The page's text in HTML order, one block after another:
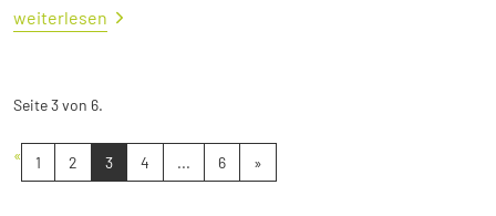
weiterlesen
Seite 3 von 6.
« 1 2 3 4 ... 6 »